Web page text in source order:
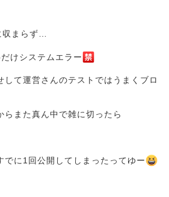
まらず…
けシステムエラー
して運営さんのテストではうまくブロ
らまた真ん中で雑に切ったら
でに1回公開してしまったってゆー